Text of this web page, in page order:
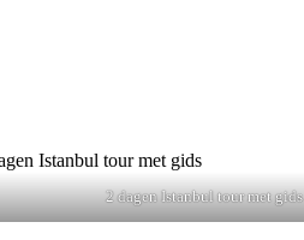
2 dagen Istanbul tour met gids